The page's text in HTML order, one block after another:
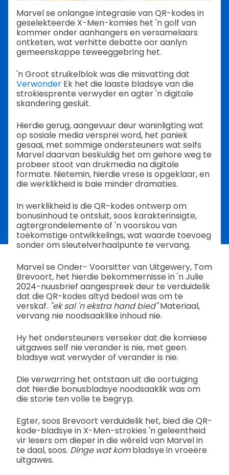
Marvel se onlangse integrasie van QR-kodes in
geselekteerde X-Men-komies het 'n golf van
kommer onder aanhangers en versamelaars
ontketen, wat verhitte debatte oor aanlyn
gemeenskappe teweeggebring het.
'n Groot struikelblok was die misvatting dat
Verwonder Ek het die laaste bladsye van die
strokiesprente verwyder en agter 'n digitale
skandering gesluit.
Hierdie gerug, aangevuur deur waninligting wat
op sosiale media versprei word, het paniek
gesaai, met sommige ondersteuners wat selfs
Marvel daarvan beskuldig het om gehore weg te
probeer stoot van drukmedia na digitale
formate. Nietemin, hierdie vrese is opgeklaar, en
die werklikheid is baie minder dramaties.
In werklikheid is die QR-kodes ontwerp om
bonusinhoud te ontsluit, soos karakterinsigte,
agtergrondelemente of 'n voorskou van
toekomstige ontwikkelings, wat waarde toevoeg
sonder om sleutelverhaalpunte te vervang.
Marvel se Onder- Voorsitter van Uitgewery, Tom
Brevoort, het hierdie bekommernisse in 'n Julie
2024-nuusbrief aangespreek deur te verduidelik
dat die QR-kodes altyd bedoel was om te
verskaf. "ek sal 'n ekstra hand bied"Materiaal,
vervang nie noodsaaklike inhoud nie.
Hy het ondersteuners verseker dat die komiese
uitgawes self nie verander is nie, met geen
bladsye wat verwyder of verander is nie.
Die verwarring het ontstaan uit die oortuiging
dat hierdie bonusbladsye noodsaaklik was om
die storie ten volle te begryp.
Egter, soos Brevoort verduidelik het, bied die QR-
kode-bladsye in X-Men-strokies 'n geleentheid
vir lesers om dieper in die wêreld van Marvel in
te daal, soos. Dinge wat kombladsye in vroeëre
uitgawes.